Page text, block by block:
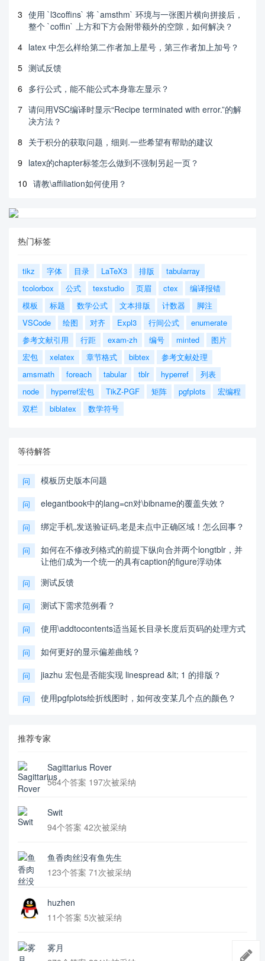
3 使用 `l3coffins` 将 `amsthm` 环境与一张图片横向拼接后，
整个 `coffin` 上方和下方会附带额外的空隙，如何解决？
4 latex 中怎么样给第二作者加上星号，第三作者加上加号？
5 测试反馈
6 多行公式，能不能公式本身靠左显示？
7 请问用VSC编译时显示“Recipe terminated with error.”的解
决方法？
8 关于积分的获取问题，细则.一些希望有帮助的建议
9 latex的chapter标签怎么做到不强制另起一页？
10 请教\affiliation如何使用？
热门标签
tikz 字体 目录 LaTeX3 排版
tabularray
tcolorbox
公式 texstudio 页眉 ctex
编译报错
模板
标题 数学公式 文本排版 计数器
脚注
VSCode
绘图 对齐 Expl3 行间公式
enumerate
参考文献引用
行距 exam-zh 编号 minted
图片
宏包
xelatex 章节格式 bibtex
参考文献处理
amsmath
foreach tabular tblr hyperref
列表
node
hyperref宏包 TikZ-PGF 矩阵 pgfplots
宏编程
双栏
biblatex 数学符号
等待解答
问 模板历史版本问题
问 elegantbook中的lang=cn对\bibname的覆盖失效？
问 绑定手机,发送验证码,老是未点中正确区域！怎么回事？
问
如何在不修改列格式的前提下纵向合并两个longtblr，并
让他们成为一个统一的具有caption的figure浮动体
问 测试反馈
问 测试下需求范例看？
问 使用\addtocontents适当延长目录长度后页码的处理方式
问 如何更好的显示偏差曲线？
问 jiazhu 宏包是否能实现 linespread &lt; 1 的排版？
问 使用pgfplots绘折线图时，如何改变某几个点的颜色？
推荐专家
Sagittarius Rover
564个答案 197次被采纳
Swit
94个答案 42次被采纳
鱼香肉丝没有鱼先生
123个答案 71次被采纳
huzhen
11个答案 5次被采纳
雾月